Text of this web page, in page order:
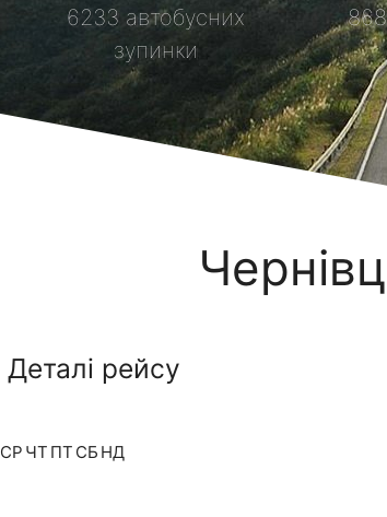
6233 автобусних
зупинки
Деталі рейсу
СР ЧТ ПТ СБ НД